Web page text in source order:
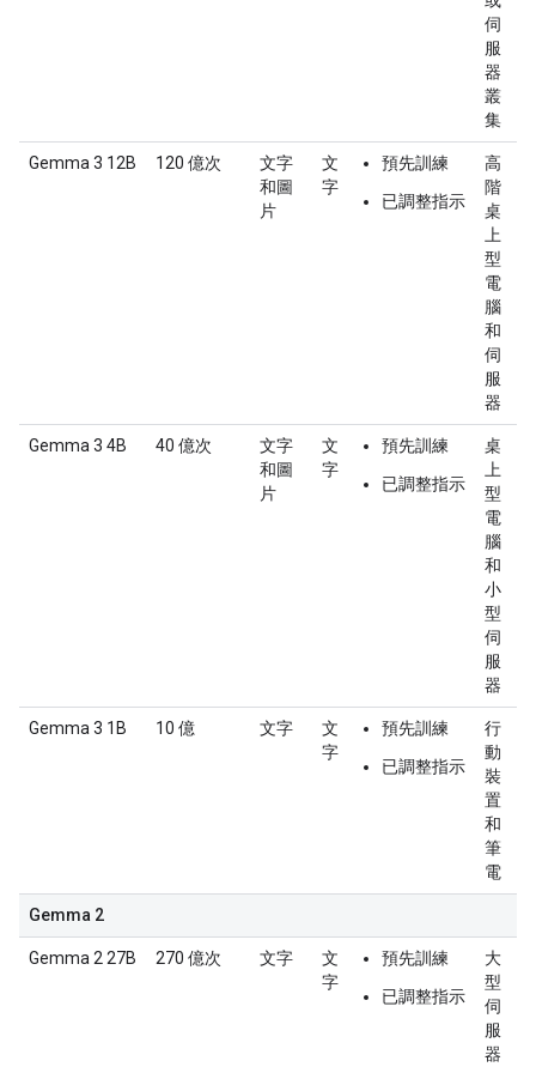
伺
服
器
叢
集
Gemma 3 12B 120 億次
文字
和圖
片
文
字
預先訓練
已調整指示
高
階
桌
上
型
電
腦
和
伺
服
器
Gemma 3 4B 40 億次
文字
和圖
片
文
字
預先訓練
已調整指示
桌
上
型
電
腦
和
小
型
伺
服
器
Gemma 3 1B 10 億 文字
文
字
預先訓練
已調整指示
行
動
裝
置
和
筆
電
Gemma 2
Gemma 2 27B 270 億次 文字
文
字
預先訓練
已調整指示
大
型
伺
服
器